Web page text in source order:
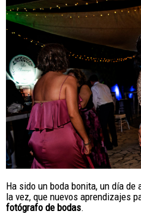
Ha sido un boda bonita, un día
la vez, que nuevos aprendizajes
fotógrafo de bodas.